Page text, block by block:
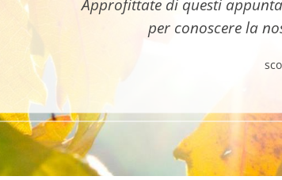
Approfittate di questi
per conoscere la